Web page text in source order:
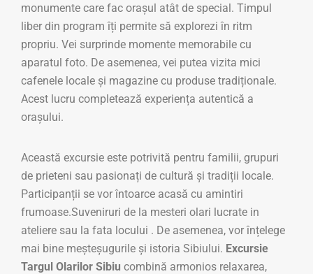
monumente care fac orașul atât de special. Timpul
liber din program îți permite să explorezi în ritm
propriu. Vei surprinde momente memorabile cu
aparatul foto. De asemenea, vei putea vizita mici
cafenele locale și magazine cu produse tradiționale.
Acest lucru completează experiența autentică a
orașului.
Această excursie este potrivită pentru familii, grupuri
de prieteni sau pasionați de cultură și tradiții locale.
Participanții se vor întoarce acasă cu amintiri
frumoase.Suveniruri de la mesteri olari lucrate in
ateliere sau la fata locului . De asemenea, vor înțelege
mai bine meșteșugurile și istoria Sibiului. Excursie
Targul Olarilor Sibiu combină armonios relaxarea,